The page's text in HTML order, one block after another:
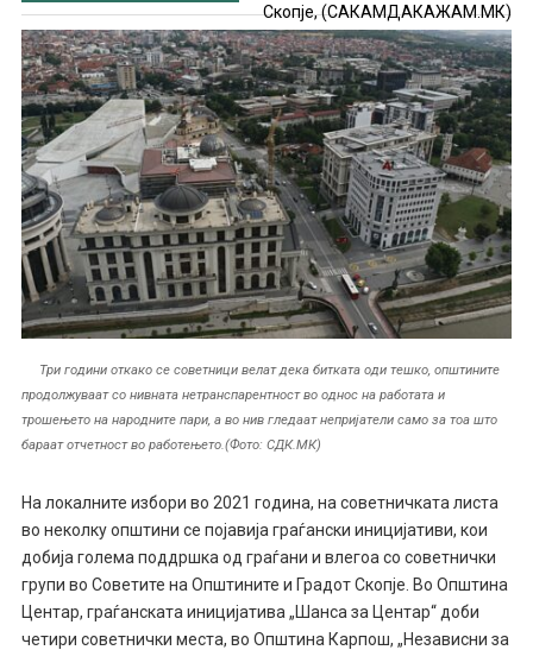
Скопје, (САКАМДАКАЖАМ.МК)
Три години откако се советници велат дека битката оди тешко, општините
продолжуваат со нивната нетранспарентност во однос на работата и
трошењето на народните пари, а во нив гледаат непријатели само за тоа што
бараат отчетност во работењето.(Фото: СДК.МК)
На локалните избори во 2021 година, на советничката листа
во неколку општини се појавија граѓански иницијативи, кои
добија голема поддршка од граѓани и влегоа со советнички
групи во Советите на Општините и Градот Скопје. Во Општина
Центар, граѓанската иницијатива „Шанса за Центар“ доби
четири советнички места, во Општина Карпош, „Независни за